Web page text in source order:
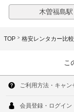
木曽福島駅
TOP 格安レンタカー比
こ